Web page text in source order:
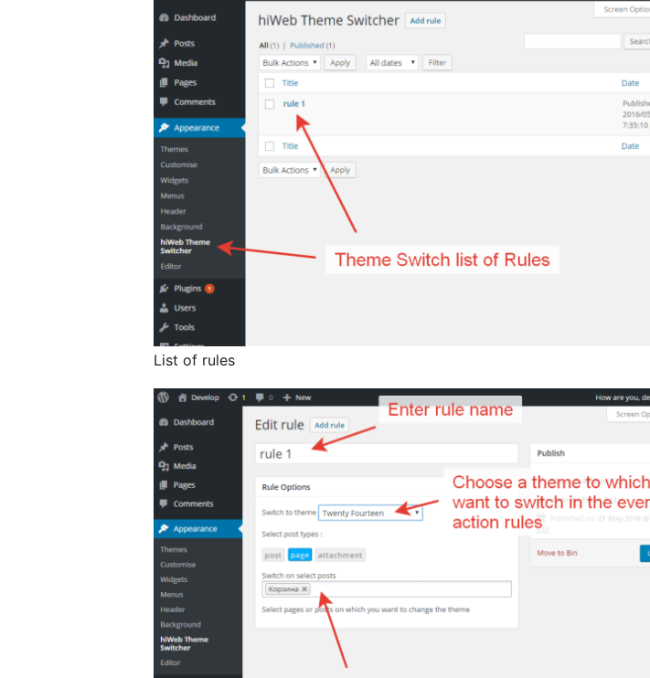
List of rules